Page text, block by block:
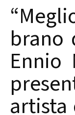
brano
artista